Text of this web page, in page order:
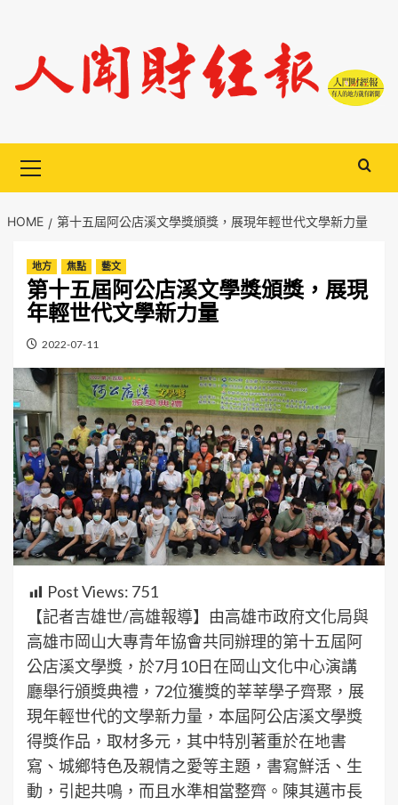
content
Menu
HOME 第十五屆阿公店溪文學獎頒獎，展現年輕世代文學新力量
地方 焦點 藝文
第十五屆阿公店溪文學獎頒獎，展現
年輕世代文學新力量
2022-07-11
Post Views: 751
【記者吉雄世/高雄報導】由高雄市政府文化局與
高雄市岡山大專青年協會共同辦理的第十五屆阿
公店溪文學獎，於7月10日在岡山文化中心演講
廳舉行頒獎典禮，72位獲獎的莘莘學子齊聚，展
現年輕世代的文學新力量，本屆阿公店溪文學獎
得獎作品，取材多元，其中特別著重於在地書
寫、城鄉特色及親情之愛等主題，書寫鮮活、生
動，引起共鳴，而且水準相當整齊。陳其邁市長